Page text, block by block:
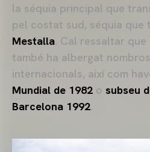
la séquia principal que
pel costat sud, séquia que
Mestalla. Cal ressaltar
també ha albergat
internacionals, així com
Mundial de 1982 o subseu
Barcelona 1992.